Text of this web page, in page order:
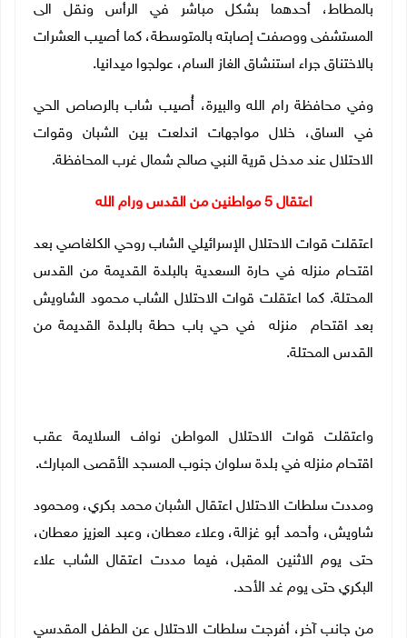
بالمطاط، أحدهما بشكل مباشر في الرأس ونقل الى
المستشفى ووصفت إصابته بالمتوسطة، كما أصيب العشرات
بالاختناق جراء استنشاق الغاز السام، عولجوا ميدانيا.
وفي محافظة رام الله والبيرة، أُصيب شاب بالرصاص الحي
في الساق، خلال مواجهات اندلعت بين الشبان وقوات
الاحتلال عند مدخل قرية النبي صالح شمال غرب المحافظة.
اعتقال 5 مواطنين من القدس ورام الله
اعتقلت قوات الاحتلال الإسرائيلي الشاب روحي الكلغاصي بعد
اقتحام منزله في حارة السعدية بالبلدة القديمة من القدس
المحتلة. كما اعتقلت قوات الاحتلال الشاب محمود الشاويش
بعد اقتحام منزله في حي باب حطة بالبلدة القديمة من
القدس المحتلة.
واعتقلت قوات الاحتلال المواطن نواف السلايمة عقب
اقتحام منزله في بلدة سلوان جنوب المسجد الأقصى المبارك.
ومددت سلطات الاحتلال اعتقال الشبانمحمد بكري، ومحمود
شاويش، وأحمد أبو غزالة، وعلاء معطان، وعبد العزيز معطان،
حتى يوم الاثنين المقبل، فيما مددت اعتقال الشاب علاء
البكري حتى يوم غد الأحد.
من جانب آخر، أفرجت سلطات الاحتلال عن الطفل المقدسي